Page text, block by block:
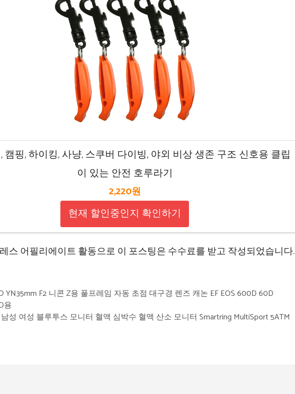
캠핑, 하이킹, 사냥, 스쿠버 다이빙, 야외 비상 생존 구조 신호용 클립
이 있는 안전 호루라기
2,220원
현재 할인중인지 확인하기
스 어필리에이트 활동으로 이 포스팅은 수수료를 받고 작성되었습니다.
YN35mm F2 니콘 Z용 풀프레임 자동 초점 대구경 렌즈 캐논 EF EOS 600D 60D
용
성 여성 블루투스 모니터 혈액 심박수 혈액 산소 모니터 Smartring MultiSport 5ATM